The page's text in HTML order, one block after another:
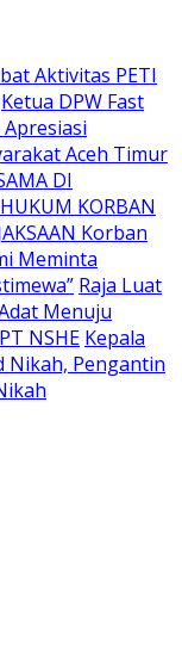
Aktivitas PETI
Ketua DPW Fast
Aceh Timur
DI
KORBAN
Korban
Meminta
Raja Luat
Menuju
NSHE Kepala
Nikah, Pengantin